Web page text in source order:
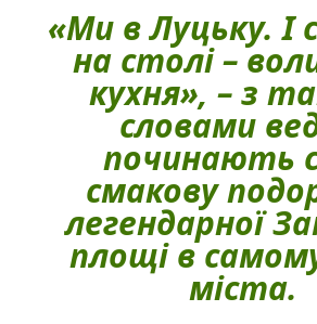
«Ми в Луцьку. І
на столі –
кухня», – з
словами
починають
смакову
легендарної
площі в
міста.